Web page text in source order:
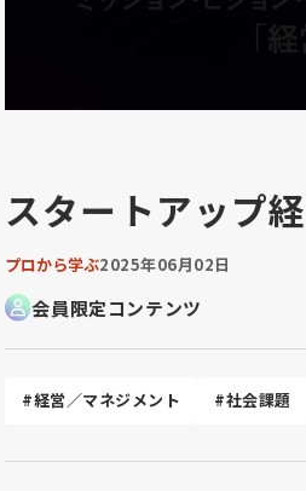
スタートアップ
プロから学ぶ2025年06月02日
会員限定コンテンツ
#経営／マネジメント #社会課題